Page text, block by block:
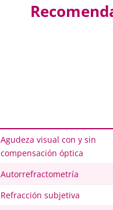
Agudeza visual con y sin
compensación óptica
Autorrefractometría
Refracción subjetiva